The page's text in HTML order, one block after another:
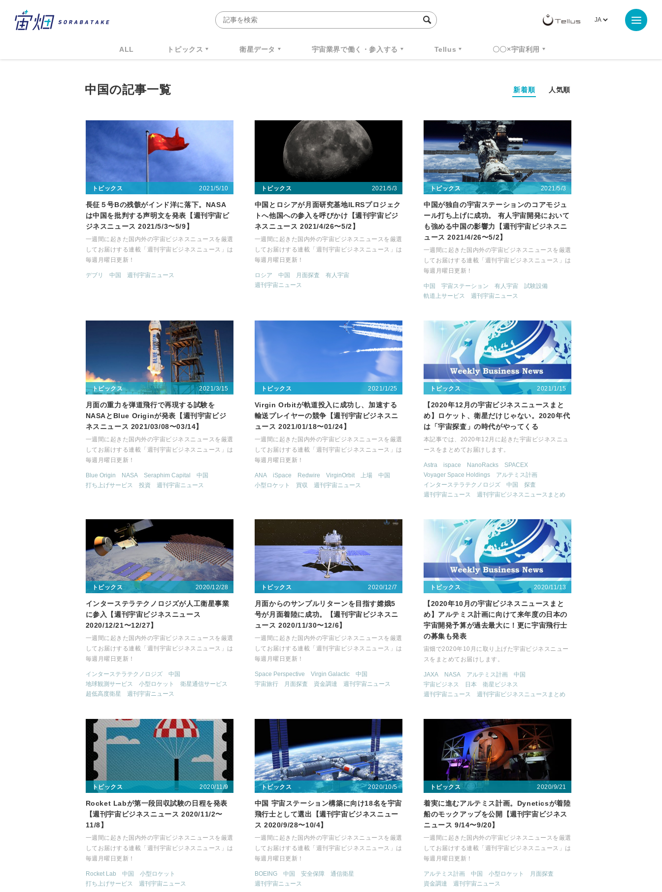
ALL トピックス 衛星データ 宇宙業界で働く・参入する Tellus 〇〇×宇宙利用
中国の記事一覧 新着順 人気順
トピックス 2021/5/10
長征５号Bの残骸がインド洋に落下。NASA
は中国を批判する声明文を発表【週刊宇宙ビ
ジネスニュース 2021/5/3〜5/9】
一週間に起きた国内外の宇宙ビジネスニュースを厳選
してお届けする連載「週刊宇宙ビジネスニュース」は
毎週月曜日更新！
デブリ 中国 週刊宇宙ニュース
トピックス 2021/5/3
中国とロシアが月面研究基地ILRSプロジェク
トへ他国への参入を呼びかけ【週刊宇宙ビジ
ネスニュース 2021/4/26〜5/2】
一週間に起きた国内外の宇宙ビジネスニュースを厳選
してお届けする連載「週刊宇宙ビジネスニュース」は
毎週月曜日更新！
ロシア 中国 月面探査
有人宇宙
週刊宇宙ニュース
トピックス 2021/5/3
中国が独自の宇宙ステーションのコアモジュ
ール打ち上げに成功。 有人宇宙開発において
も強める中国の影響力【週刊宇宙ビジネスニ
ュース 2021/4/26〜5/2】
一週間に起きた国内外の宇宙ビジネスニュースを厳選
してお届けする連載「週刊宇宙ビジネスニュース」は
毎週月曜日更新！
中国 宇宙ステーション 有人宇宙
試験設備
軌道上サービス
週刊宇宙ニュース
トピックス 2021/3/15
月面の重力を弾道飛行で再現する試験を
NASAとBlue Originが発表【週刊宇宙ビジ
ネスニュース 2021/03/08〜03/14】
一週間に起きた国内外の宇宙ビジネスニュースを厳選
してお届けする連載「週刊宇宙ビジネスニュース」は
毎週月曜日更新！
Blue Origin NASA Seraphim Capital
中国
打ち上げサービス
投資 週刊宇宙ニュース
トピックス 2021/1/25
Virgin Orbitが軌道投入に成功し、加速する
輸送プレイヤーの競争【週刊宇宙ビジネスニ
ュース 2021/01/18〜01/24】
一週間に起きた国内外の宇宙ビジネスニュースを厳選
してお届けする連載「週刊宇宙ビジネスニュース」は
毎週月曜日更新！
ANA iSpace Redwire VirginOrbit 上場
中国
小型ロケット
買収 週刊宇宙ニュース
トピックス 2021/1/15
【2020年12月の宇宙ビジネスニュースまと
め】ロケット、衛星だけじゃない。2020年代
は「宇宙探査」の時代がやってくる
本記事では、2020年12月に起きた宇宙ビジネスニュ
ースをまとめてお届けします。
Astra ispace NanoRacks
SPACEX
Voyager Space Holdings
アルテミス計画
インターステラテクノロジズ
中国
探査
週刊宇宙ニュース
週刊宇宙ビジネスニュースまとめ
トピックス 2020/12/28
インターステラテクノロジズが人工衛星事業
に参入【週刊宇宙ビジネスニュース
2020/12/21〜12/27】
一週間に起きた国内外の宇宙ビジネスニュースを厳選
してお届けする連載「週刊宇宙ビジネスニュース」は
毎週月曜日更新！
インターステラテクノロジズ
中国
地球観測サービス
小型ロケット
衛星通信サービス
超低高度衛星
週刊宇宙ニュース
トピックス 2020/12/7
月面からのサンプルリターンを目指す嫦娥5
号が月面着陸に成功。【週刊宇宙ビジネスニ
ュース 2020/11/30〜12/6】
一週間に起きた国内外の宇宙ビジネスニュースを厳選
してお届けする連載「週刊宇宙ビジネスニュース」は
毎週月曜日更新！
Space Perspective Virgin Galactic
中国
宇宙旅行
月面探査 資金調達 週刊宇宙ニュース
トピックス 2020/11/13
【2020年10月の宇宙ビジネスニュースまと
め】アルテミス計画に向けて来年度の日本の
宇宙開発予算が過去最大に！更に宇宙飛行士
の募集も発表
宙畑で2020年10月に取り上げた宇宙ビジネスニュー
スをまとめてお届けします。
JAXA NASA アルテミス計画
中国
宇宙ビジネス
日本
衛星ビジネス
週刊宇宙ニュース
週刊宇宙ビジネスニュースまとめ
トピックス 2020/11/9
Rocket Labが第一段回収試験の日程を発表
【週刊宇宙ビジネスニュース 2020/11/2〜
11/8】
一週間に起きた国内外の宇宙ビジネスニュースを厳選
してお届けする連載「週刊宇宙ビジネスニュース」は
毎週月曜日更新！
Rocket Lab 中国
小型ロケット
打ち上げサービス
週刊宇宙ニュース
トピックス 2020/10/5
中国 宇宙ステーション構築に向け18名を宇宙
飛行士として選出【週刊宇宙ビジネスニュー
ス 2020/9/28〜10/4】
一週間に起きた国内外の宇宙ビジネスニュースを厳選
してお届けする連載「週刊宇宙ビジネスニュース」は
毎週月曜日更新！
BOEING 中国 安全保障
通信衛星
週刊宇宙ニュース
トピックス 2020/9/21
着実に進むアルテミス計画。Dyneticsが着陸
船のモックアップを公開【週刊宇宙ビジネス
ニュース 9/14〜9/20】
一週間に起きた国内外の宇宙ビジネスニュースを厳選
してお届けする連載「週刊宇宙ビジネスニュース」は
毎週月曜日更新！
アルテミス計画 中国 小型ロケット
月面探査
資金調達
週刊宇宙ニュース